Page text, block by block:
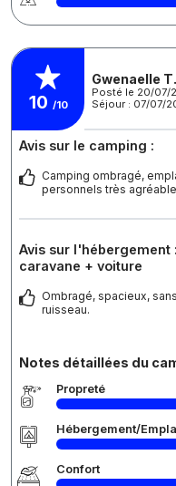
10 /10
Gwenaelle T.
Posté le 20/07/
Séjour : 07/07/
Avis sur le camping :
Camping ombragé,
personnels très
Avis sur l'hébergement
caravane + voiture
Ombragé, spacieux,
ruisseau.
Notes détaillées du
Propreté
Hébergement/
Confort